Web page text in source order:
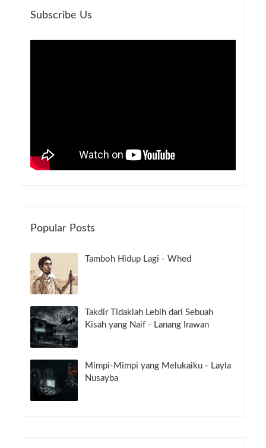
Subscribe Us
Popular Posts
Tamboh Hidup Lagi - Whed
Takdir Tidaklah Lebih dari Sebuah
Kisah yang Naif - Lanang Irawan
Mimpi-Mimpi yang Melukaiku - Layla
Nusayba